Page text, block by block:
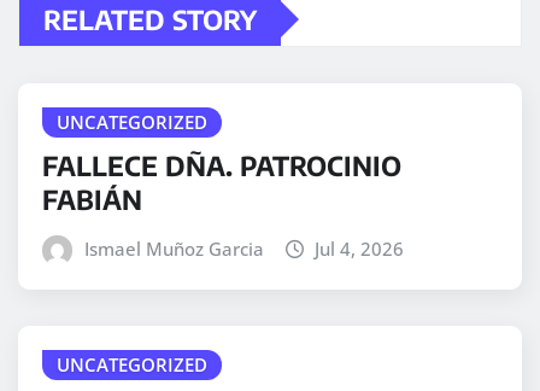
RELATED STORY
UNCATEGORIZED
FALLECE DÑA. PATROCINIO
FABIÁN
Ismael Muñoz Garcia Jul 4, 2026
UNCATEGORIZED